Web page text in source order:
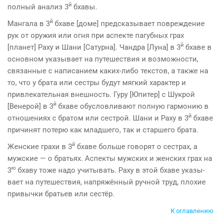
полный ана­лиз 3й бхавы.
Мангала в 3й бхаве [доме] предсказывает повреждение
рук от оружия или огня при аспекте пагубных грах
[планет] Раху и Шани [Сатурна]. Чандра [Луна] в 3й бхаве в
основном указывает на путешествия и воз­можности,
связанные с написанием каких-либо текстов, а также на
то, что у брата или сестры будут мягкий характер и
привлекательная внешность. Гуру [Юпитер] с Шукрой
[Вене­рой] в 3й бхаве обусловливают полную гармонию в
отношениях с братом или сестрой. Шани и Раху в 3й бхаве
причинят потерю как младшего, так и старшего брата.
Женские грахи в 3й бхаве больше говорят о сестрах, а
мужские — о братьях. Аспекты мужских и женских грах на
3ю бхаву тоже надо учитывать. Раху в этой бхаве указы­
вает на путешествия, напряжённый ручной труд, плохие
привычки братьев или сестёр.
К оглавлению